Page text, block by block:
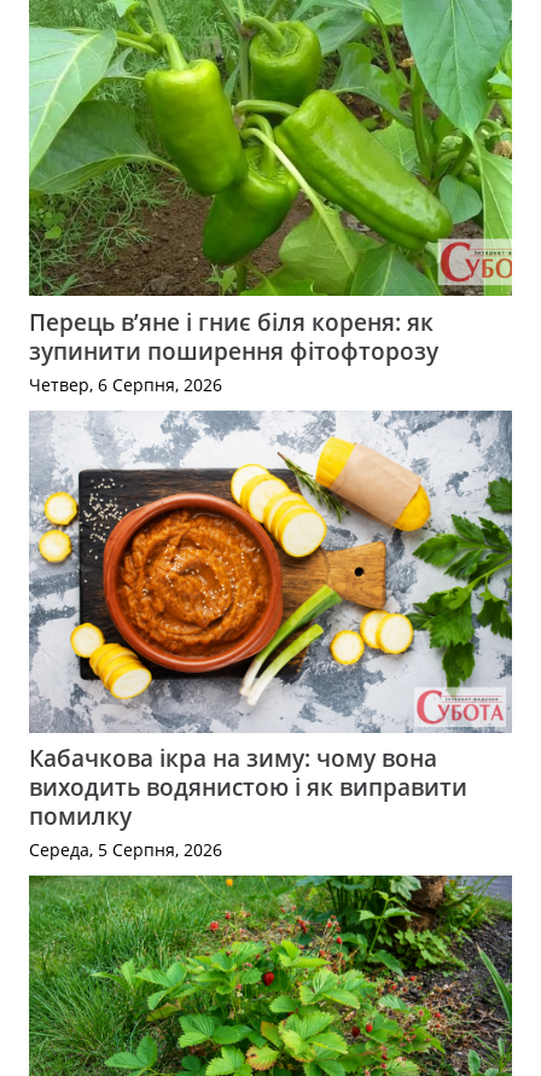
Перець в’яне і гниє біля кореня: як
зупинити поширення фітофторозу
Четвер, 6 Серпня, 2026
Кабачкова ікра на зиму: чому вона
виходить водянистою і як виправити
помилку
Середа, 5 Серпня, 2026